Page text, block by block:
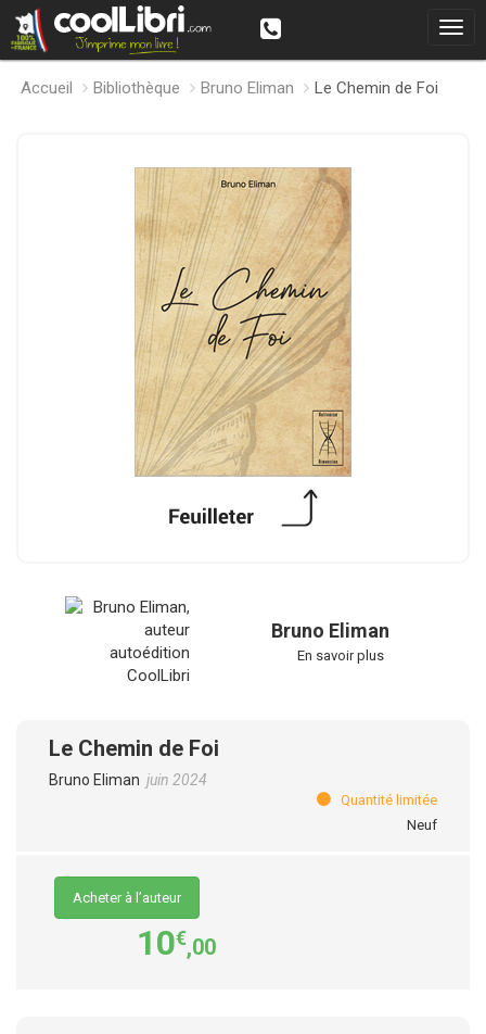
Accueil Bibliothèque Bruno Eliman Le Chemin de Foi
Bruno Eliman
En savoir plus
Le Chemin de Foi
Bruno Eliman juin 2024
Quantité limitée
Neuf
Acheter à l’auteur
10€,00